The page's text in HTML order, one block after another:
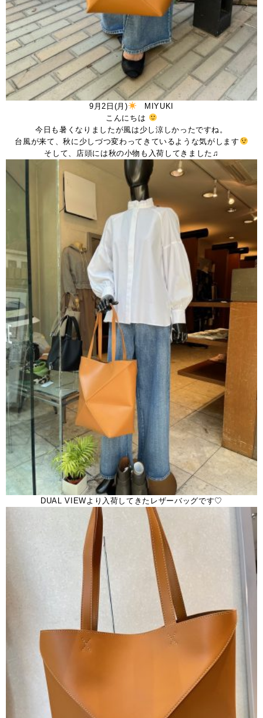
9月2日(月)
MIYUKI
こんにちは
今日も暑くなりましたが風は少し涼しかったですね。
台風が来て、秋に少しづつ変わってきているような気がします
そして、店頭には秋の小物も入荷してきました♫
DUAL VIEWより入荷してきたレザーバッグです♡